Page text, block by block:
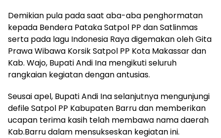
Demikian pula pada saat aba-aba penghormatan
kepada Bendera Pataka Satpol PP dan Satlinmas
serta pada lagu Indonesia Raya digemakan oleh Gita
Prawa Wibawa Korsik Satpol PP Kota Makassar dan
Kab. Wajo, Bupati Andi Ina mengikuti seluruh
rangkaian kegiatan dengan antusias.
Seusai apel, Bupati Andi Ina selanjutnya mengunjungi
defile Satpol PP Kabupaten Barru dan memberikan
ucapan terima kasih telah membawa nama daerah
Kab.Barru dalam mensukseskan kegiatan ini.